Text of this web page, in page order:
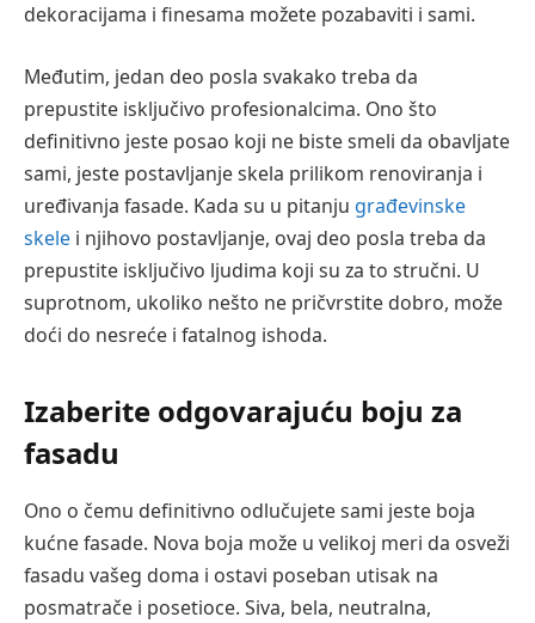
dekoracijama i finesama možete pozabaviti i sami.
Međutim, jedan deo posla svakako treba da
prepustite isključivo profesionalcima. Ono što
definitivno jeste posao koji ne biste smeli da obavljate
sami, jeste postavljanje skela prilikom renoviranja i
uređivanja fasade. Kada su u pitanju građevinske
skele i njihovo postavljanje, ovaj deo posla treba da
prepustite isključivo ljudima koji su za to stručni. U
suprotnom, ukoliko nešto ne pričvrstite dobro, može
doći do nesreće i fatalnog ishoda.
Izaberite odgovarajuću boju za
fasadu
Ono o čemu definitivno odlučujete sami jeste boja
kućne fasade. Nova boja može u velikoj meri da osveži
fasadu vašeg doma i ostavi poseban utisak na
posmatrače i posetioce. Siva, bela, neutralna,